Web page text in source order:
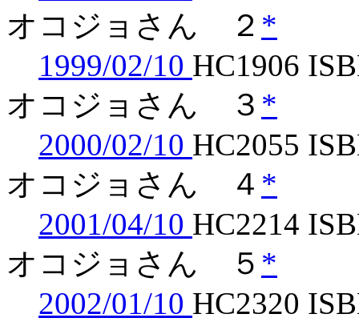
オコジョさん ２ *
1999/02/10 HC1906
オコジョさん ３ *
2000/02/10 HC2055
オコジョさん ４ *
2001/04/10 HC2214
オコジョさん ５ *
2002/01/10 HC2320